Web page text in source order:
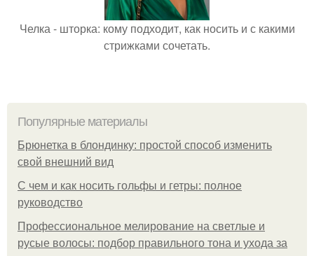
Челка - шторка: кому подходит, как носить и с какими
стрижками сочетать.
Популярные материалы
Брюнетка в блондинку: простой способ изменить
свой внешний вид
С чем и как носить гольфы и гетры: полное
руководство
Профессиональное мелирование на светлые и
русые волосы: подбор правильного тона и ухода за